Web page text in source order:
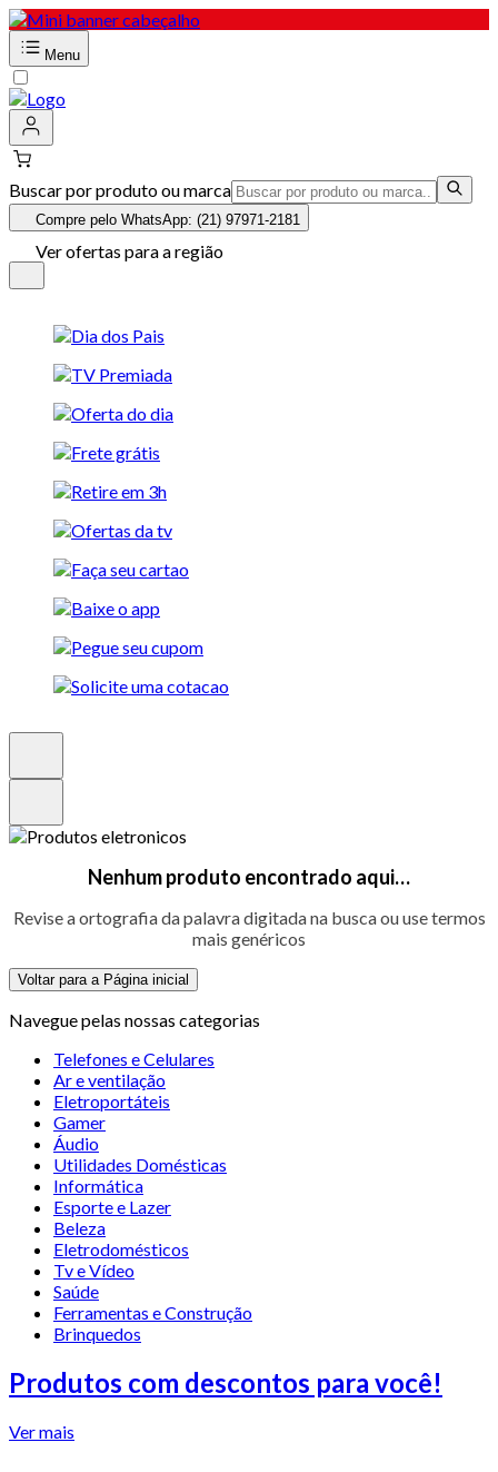
Menu
Buscar por produto ou marca
Compre pelo WhatsApp: (21) 97971-2181
Ver ofertas para a região
Nenhum produto encontrado aqui…
Revise a ortografia da palavra digitada na busca ou use termos
mais genéricos
Voltar para a Página inicial
Navegue pelas nossas categorias
Telefones e Celulares
Ar e ventilação
Eletroportáteis
Gamer
Áudio
Utilidades Domésticas
Informática
Esporte e Lazer
Beleza
Eletrodomésticos
Tv e Vídeo
Saúde
Ferramentas e Construção
Brinquedos
Produtos com descontos para você!
Ver mais